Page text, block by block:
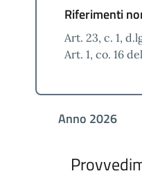
Riferimenti
Art. 23, c. 1,
Art. 1, co. 16
Anno 2026